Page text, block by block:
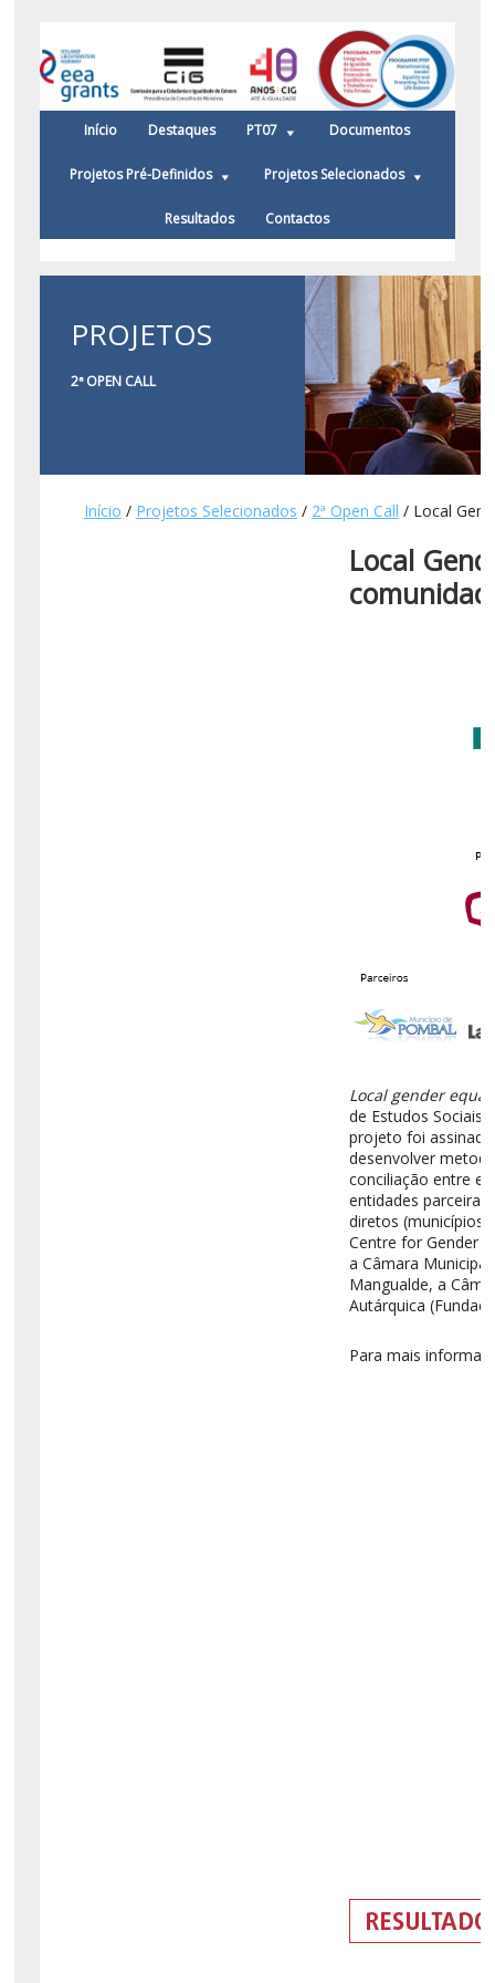
Início Destaques PT07 Documentos
Projetos Pré-Definidos Projetos Selecionados
Resultados Contactos
PROJETOS
2ª OPEN CALL
Início / Projetos Selecionados / 2ª Open Call / Local
Local
Local gender
de Estudos Sociais
projeto foi
desenvolver
conciliação entre
entidades
diretos
Centre for Gender
a Câmara
Mangualde, a
Autárquica
Para mais